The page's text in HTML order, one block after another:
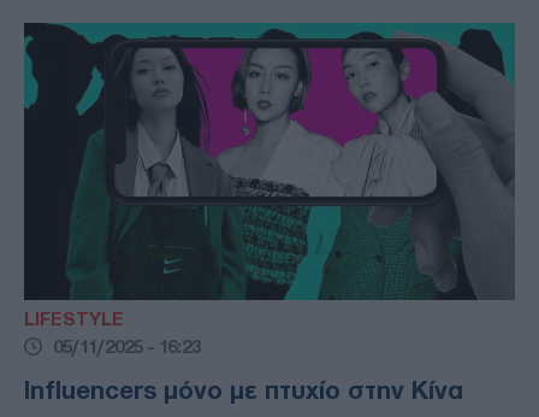
LIFESTYLE
05/11/2025 - 16:23
Influencers μόνο με πτυχίο στην Κίνα